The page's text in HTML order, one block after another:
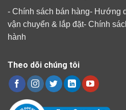
- Chính sách bán hàng- Hướng
vận chuyển & lắp đặt- Chính
hành
Theo dõi chúng tôi